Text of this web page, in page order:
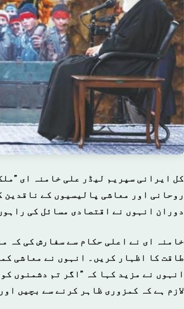
کل ایرانی سپریم لیڈر علی خامنہ ای
روحانی اور معاشی پالیسیوں کے
دوران انہوں نے اقتصادی مسائل کی
خامنہ ای نے اعلی حکام سے سفارش کی کہ
طاقت کا اظہار کریں۔ انہوں نے معاشی
انہوں نے مزید کہا کہ "اگر تم دشمنوں
لازم ہے کہ کمزوری ظاہر کرنے سے بچیں اور